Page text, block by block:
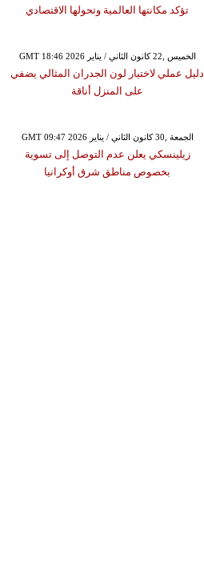
تؤكد مكانتها العالمية وتحولها الاقتصادي
GMT 18:46 2026 الخميس ,22 كانون الثاني / يناير
دليل عملي لاختيار لون الجدران المثالي يضفي
على المنزل أناقة
GMT 09:47 2026 الجمعة ,30 كانون الثاني / يناير
زيلينسكي يعلن عدم التوصل إلى تسوية
بخصوص مناطق شرق أوكرانيا